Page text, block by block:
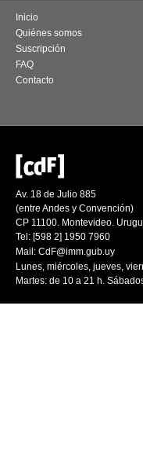
Inicio
Quiénes somos
Suscripción
FAQ
Contacto
Av. 18 de Julio 885
(entre Andes y Convención)
CP 11100. Montevideo.
Tel: [598 2] 1950 7960
Mail: CdF@imm.gub.uy
Lunes, miércoles, jueves,
Martes: de 10 a 21 h.